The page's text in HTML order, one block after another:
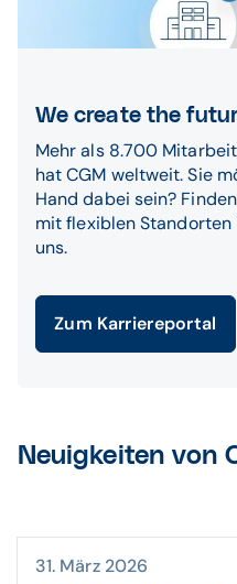
We create the
Mehr als 8.700
hat CGM weltweit. Sie
Hand dabei sein?
mit flexiblen Standorten
uns.
Zum Karriereportal
Neuigkeiten von
31. März 2026